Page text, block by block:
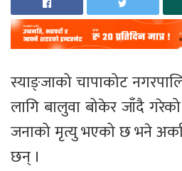
स्याङ्जाको चापाकोट
लागि बालुवा बोकेर जाँदै
जनाको मृत्यु भएको छ भने
छन् ।